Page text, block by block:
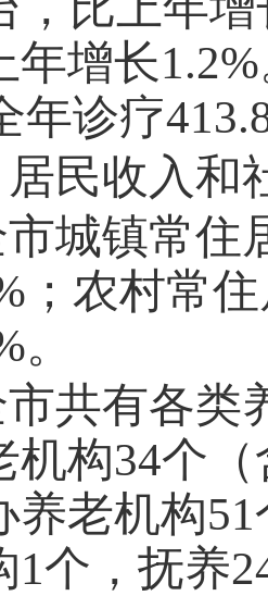
年增长
年诊疗
民收入和
城镇常住
；农村常
共有各类
机构34个
养老机构
1个，抚养